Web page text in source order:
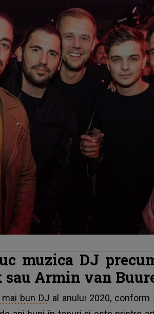
muzica DJ
Armin van
bun DJ al anului 2020, conform